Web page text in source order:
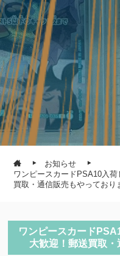
お知らせ
ワンピースカードPSA10入
買取・通信販売もやっており
ワンピースカード
大歓迎！郵送買取・